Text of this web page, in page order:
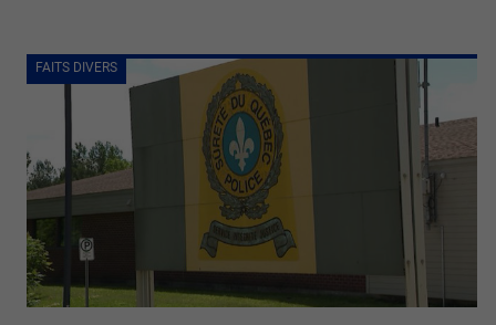
FAITS DIVERS